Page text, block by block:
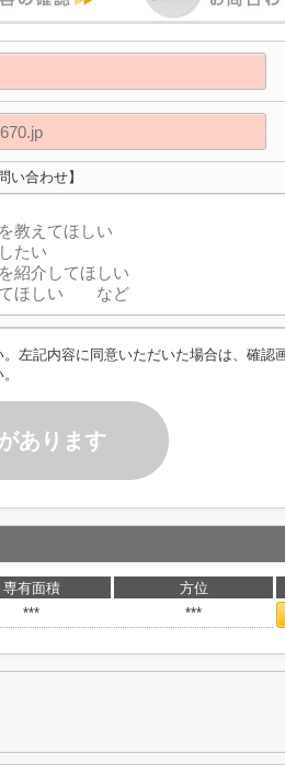
い合わせ】
左記内容に同意いただいた場合は、確認
あります
専有面積 方位
*** ***